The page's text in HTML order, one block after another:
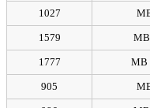
1027
1579
1777
905